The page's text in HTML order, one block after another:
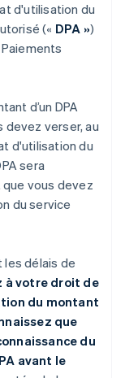
d'utilisation du
(« DPA »)
d’un DPA
devez verser, au
d'utilisation du
sera
vous devez
du service
délais de
à votre droit de
du montant
que
du
avant le